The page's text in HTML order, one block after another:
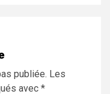
publiée. Les
avec *